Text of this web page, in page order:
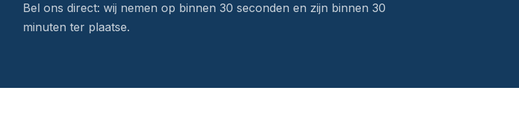
Bel ons direct: wij nemen op binnen 30 seconden en zijn binnen 30
minuten ter plaatse.